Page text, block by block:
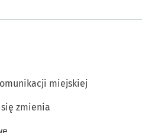
miejskiej
się zmienia